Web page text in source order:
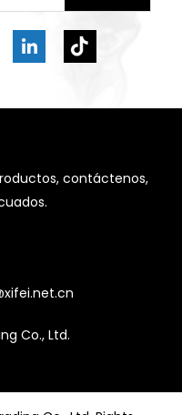
contáctenos,
Co., Ltd.